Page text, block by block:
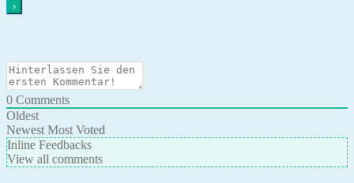
0 Comments
Oldest
Newest Most Voted
Inline Feedbacks
View all comments